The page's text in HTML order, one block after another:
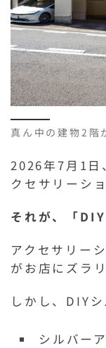
真ん中の建物2階
2026年7月1日
クセサリーシ
それが、「DIY
アクセサリー
がお店にズラ
しかし、DIY
シルバー